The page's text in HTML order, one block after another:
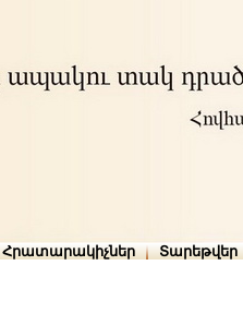
Հրատարակիչներ Տարեթվեր